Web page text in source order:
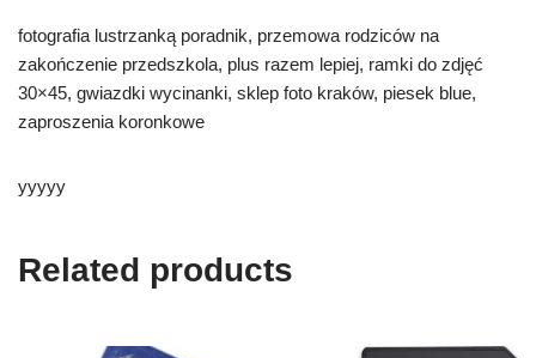
fotografia lustrzanką poradnik, przemowa rodziców na
zakończenie przedszkola, plus razem lepiej, ramki do zdjęć
30×45, gwiazdki wycinanki, sklep foto kraków, piesek blue,
zaproszenia koronkowe
yyyyy
Related products